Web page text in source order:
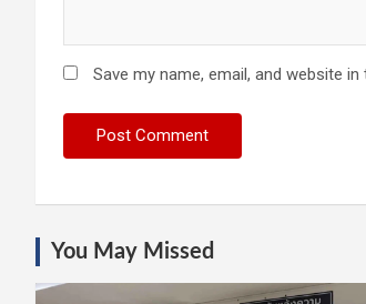
Save my name, email, and website
You May Missed